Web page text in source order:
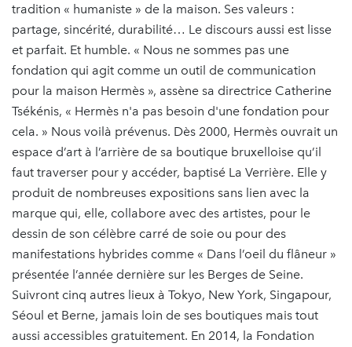
tradition « humaniste » de la maison. Ses valeurs :
partage, sincérité, durabilité… Le discours aussi est lisse
et parfait. Et humble. « Nous ne sommes pas une
fondation qui agit comme un outil de communication
pour la maison Hermès », assène sa directrice Catherine
Tsékénis, « Hermès n'a pas besoin d'une fondation pour
cela. » Nous voilà prévenus. Dès 2000, Hermès ouvrait un
espace d’art à l’arrière de sa boutique bruxelloise qu’il
faut traverser pour y accéder, baptisé La Verrière. Elle y
produit de nombreuses expositions sans lien avec la
marque qui, elle, collabore avec des artistes, pour le
dessin de son célèbre carré de soie ou pour des
manifestations hybrides comme « Dans l’oeil du flâneur »
présentée l’année dernière sur les Berges de Seine.
Suivront cinq autres lieux à Tokyo, New York, Singapour,
Séoul et Berne, jamais loin de ses boutiques mais tout
aussi accessibles gratuitement. En 2014, la Fondation